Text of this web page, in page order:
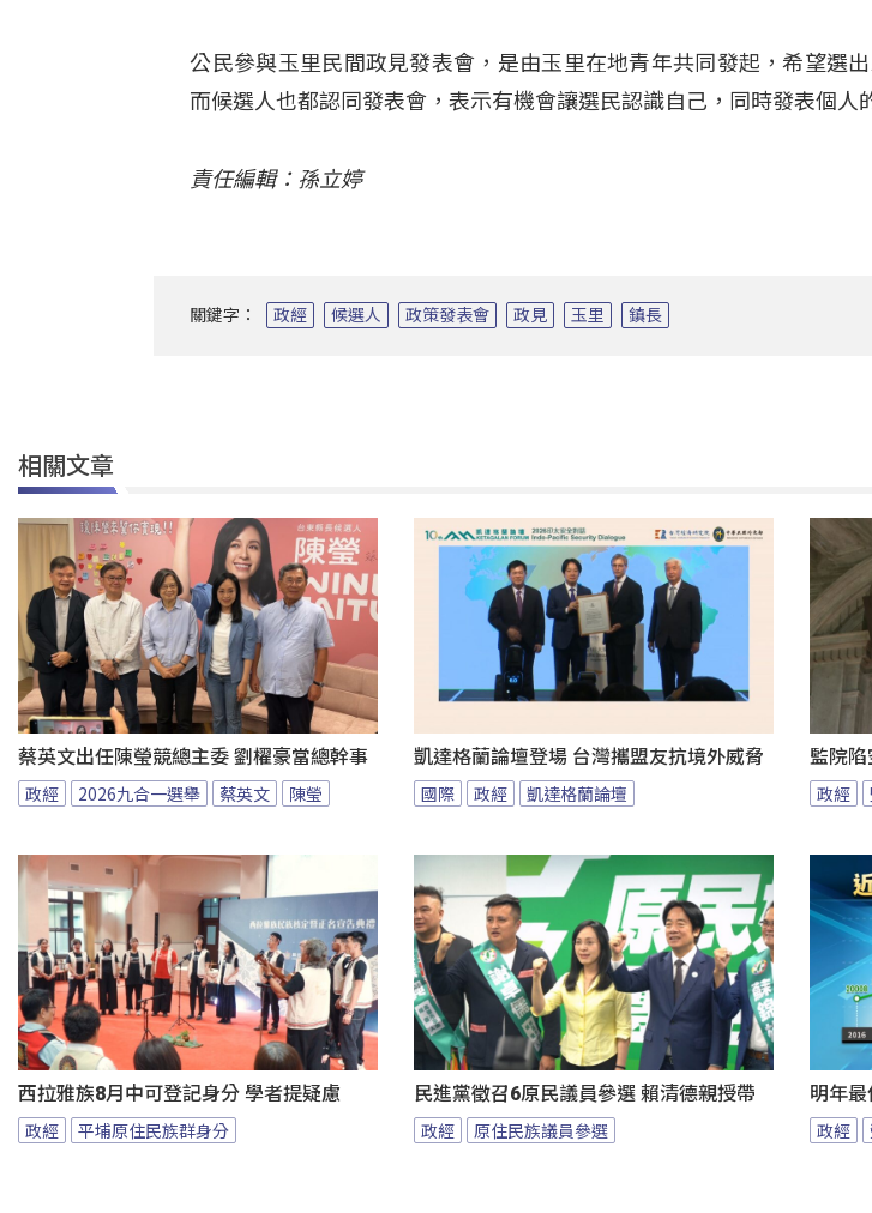
公民參與玉里民間政見發表會，是由玉里在地青年共同發起，希望選
而候選人也都認同發表會，表示有機會讓選民認識自己，同時發表個人
責任編輯：孫立婷
關鍵字： 政經 候選人 政策發表會 政見 玉里 鎮長
相關文章
蔡英文出任陳瑩競總主委 劉櫂豪當總幹事
政經 2026九合一選舉 蔡英文 陳瑩
凱達格蘭論壇登場 台灣攜盟友抗境外威脅
國際 政經 凱達格蘭論壇
監院
政經
西拉雅族8月中可登記身分 學者提疑慮
政經 平埔原住民族群身分
民進黨徵召6原民議員參選 賴清德親授帶
政經 原住民族議員參選
明年
政經